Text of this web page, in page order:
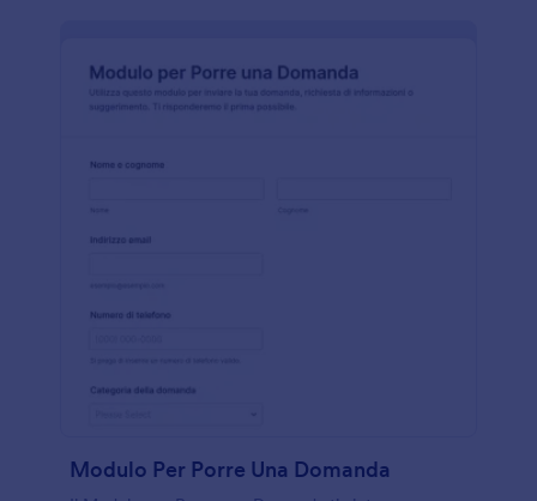
Modulo Per Porre Una Domanda